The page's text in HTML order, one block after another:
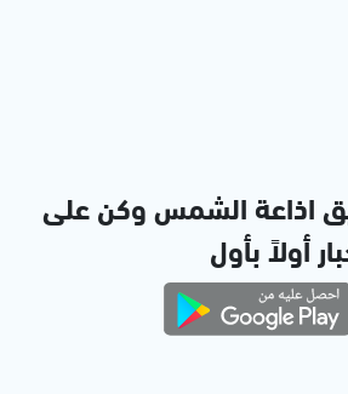
اذاعة الشمس وكن على
أولاً بأول